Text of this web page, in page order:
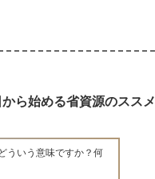
ら始める省資源のススメ
ういう意味ですか？何